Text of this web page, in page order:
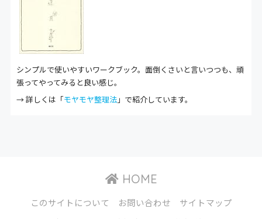
シンプルで使いやすいワークブック。面倒くさいと言いつつも、頑
張ってやってみると良い感じ。
→ 詳しくは「モヤモヤ整理法」で紹介しています。
HOME
このサイトについて お問い合わせ
サイトマップ